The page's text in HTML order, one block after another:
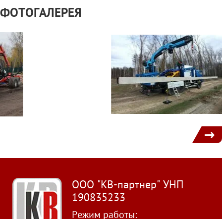
ФОТОГАЛЕРЕЯ
ООО "КВ-партнер" УНП
190835233
Режим работы: